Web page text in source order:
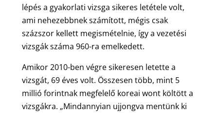
lépés a gyakorlati vizsga sikeres letétele volt,
ami nehezebbnek számított, mégis csak
százszor kellett megismételnie, így a vezetési
vizsgák száma 960-ra emelkedett.
Amikor 2010-ben végre sikeresen letette a
vizsgát, 69 éves volt. Összesen több, mint 5
millió forintnak megfelelő koreai wont költött a
vizsgákra. „Mindannyian ujjongva mentünk ki